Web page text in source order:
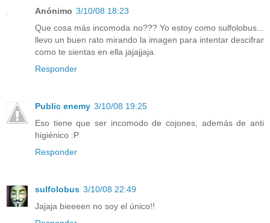
Anónimo 3/10/08 18:23
Que cosa más incomoda no??? Yo estoy como sulfolobus...
llevo un buen rato mirando la imagen para intentar descifrar
como te sientas en ella jajajjaja.
Responder
Public enemy 3/10/08 19:25
Eso tiene que ser incomodo de cojones, además de anti
higiénico :P
Responder
sulfolobus 3/10/08 22:49
Jajaja bieeeen no soy el único!!